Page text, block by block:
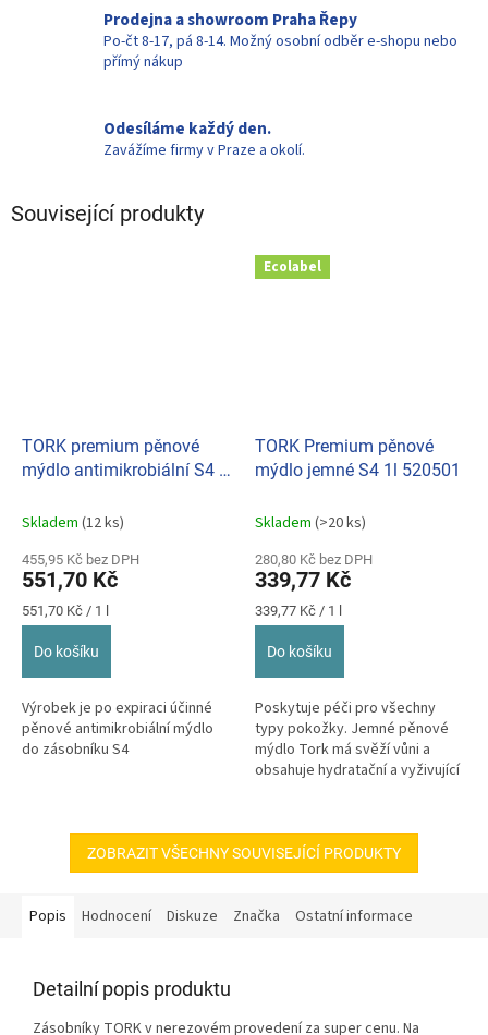
Prodejna a showroom Praha Řepy
Po-čt 8-17, pá 8-14. Možný osobní odběr e-shopu nebo
přímý nákup
Odesíláme každý den.
Zavážíme firmy v Praze a okolí.
Související produkty
TORK premium pěnové
mýdlo antimikrobiální S4 1l
Skladem (12 ks)
455,95 Kč bez DPH
551,70 Kč
Měrná
cena:
551,70 Kč / 1 l
Do košíku
Výrobek je po expiraci účinné
pěnové antimikrobiální mýdlo
do zásobníku S4
Ecolabel
TORK Premium pěnové
mýdlo jemné S4 1l 520501
Skladem (>20 ks)
280,80 Kč bez DPH
339,77 Kč
Měrná
cena:
339,77 Kč / 1 l
Do košíku
Poskytuje péči pro všechny
typy pokožky. Jemné pěnové
mýdlo Tork má svěží vůni a
obsahuje hydratační a vyživující
ZOBRAZIT VŠECHNY SOUVISEJÍCÍ PRODUKTY
Popis Hodnocení Diskuze Značka Ostatní informace
Detailní popis produktu
Zásobníky TORK v nerezovém provedení za super cenu. Na